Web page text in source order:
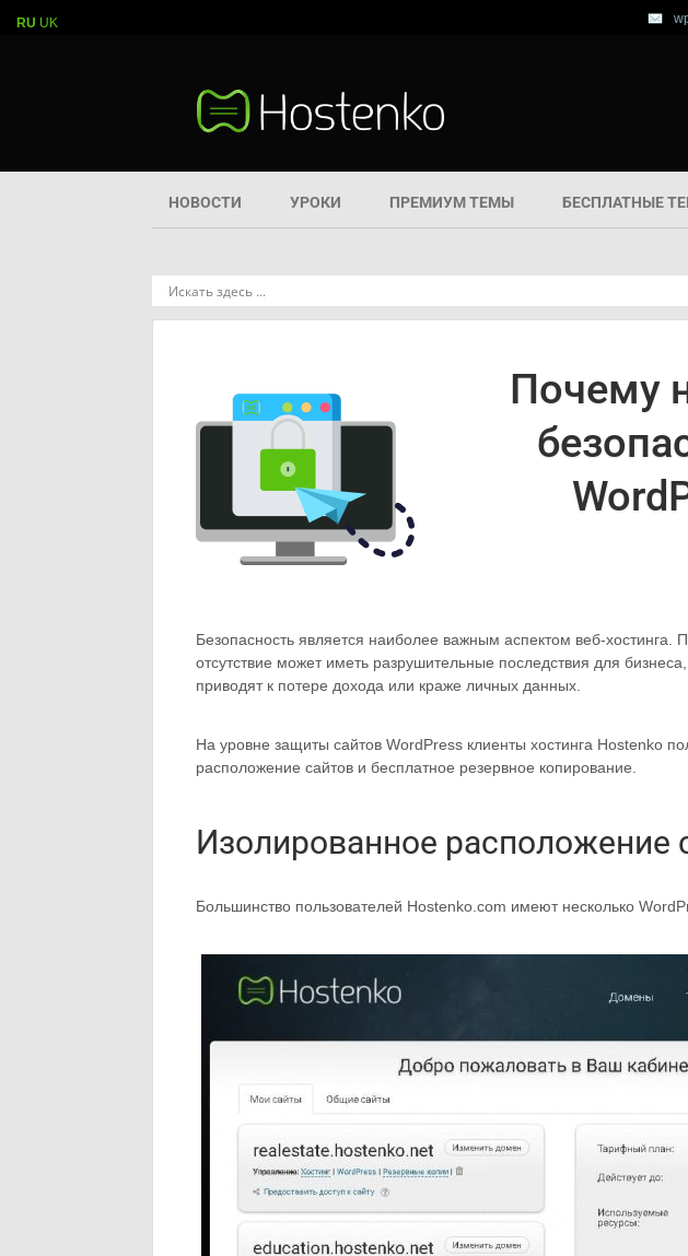
НОВОСТИ УРОКИ ПРЕМИУМ ТЕМЫ БЕСПЛАТНЫЕ
Почему
Безопасность является наиболее важным аспектом веб-хостинга.
отсутствие может иметь разрушительные последствия для
приводят к потере дохода или краже личных данных.
На уровне защиты сайтов WordPress клиенты хостинга Hostenko
расположение сайтов и бесплатное резервное копирование.
Изолированное расположение
Большинство пользователей Hostenko.com имеют несколько
RU UK